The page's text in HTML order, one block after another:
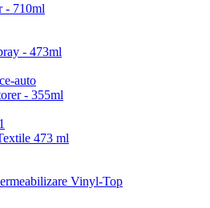
- 710ml
- 473ml
- 355ml
473 ml
Vinyl-Top